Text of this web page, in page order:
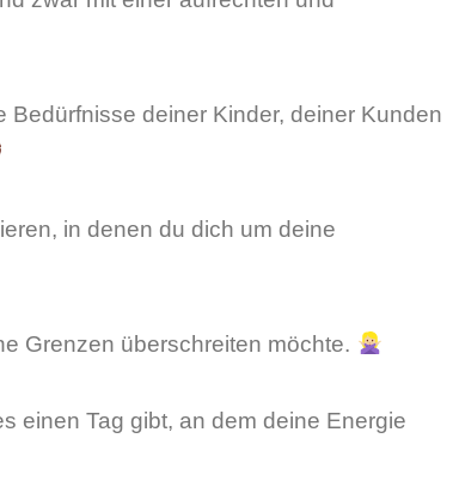
deiner Kinder, deiner Kunden
in denen du dich um deine
Grenzen überschreiten möchte.
einen Tag gibt, an dem deine Energie